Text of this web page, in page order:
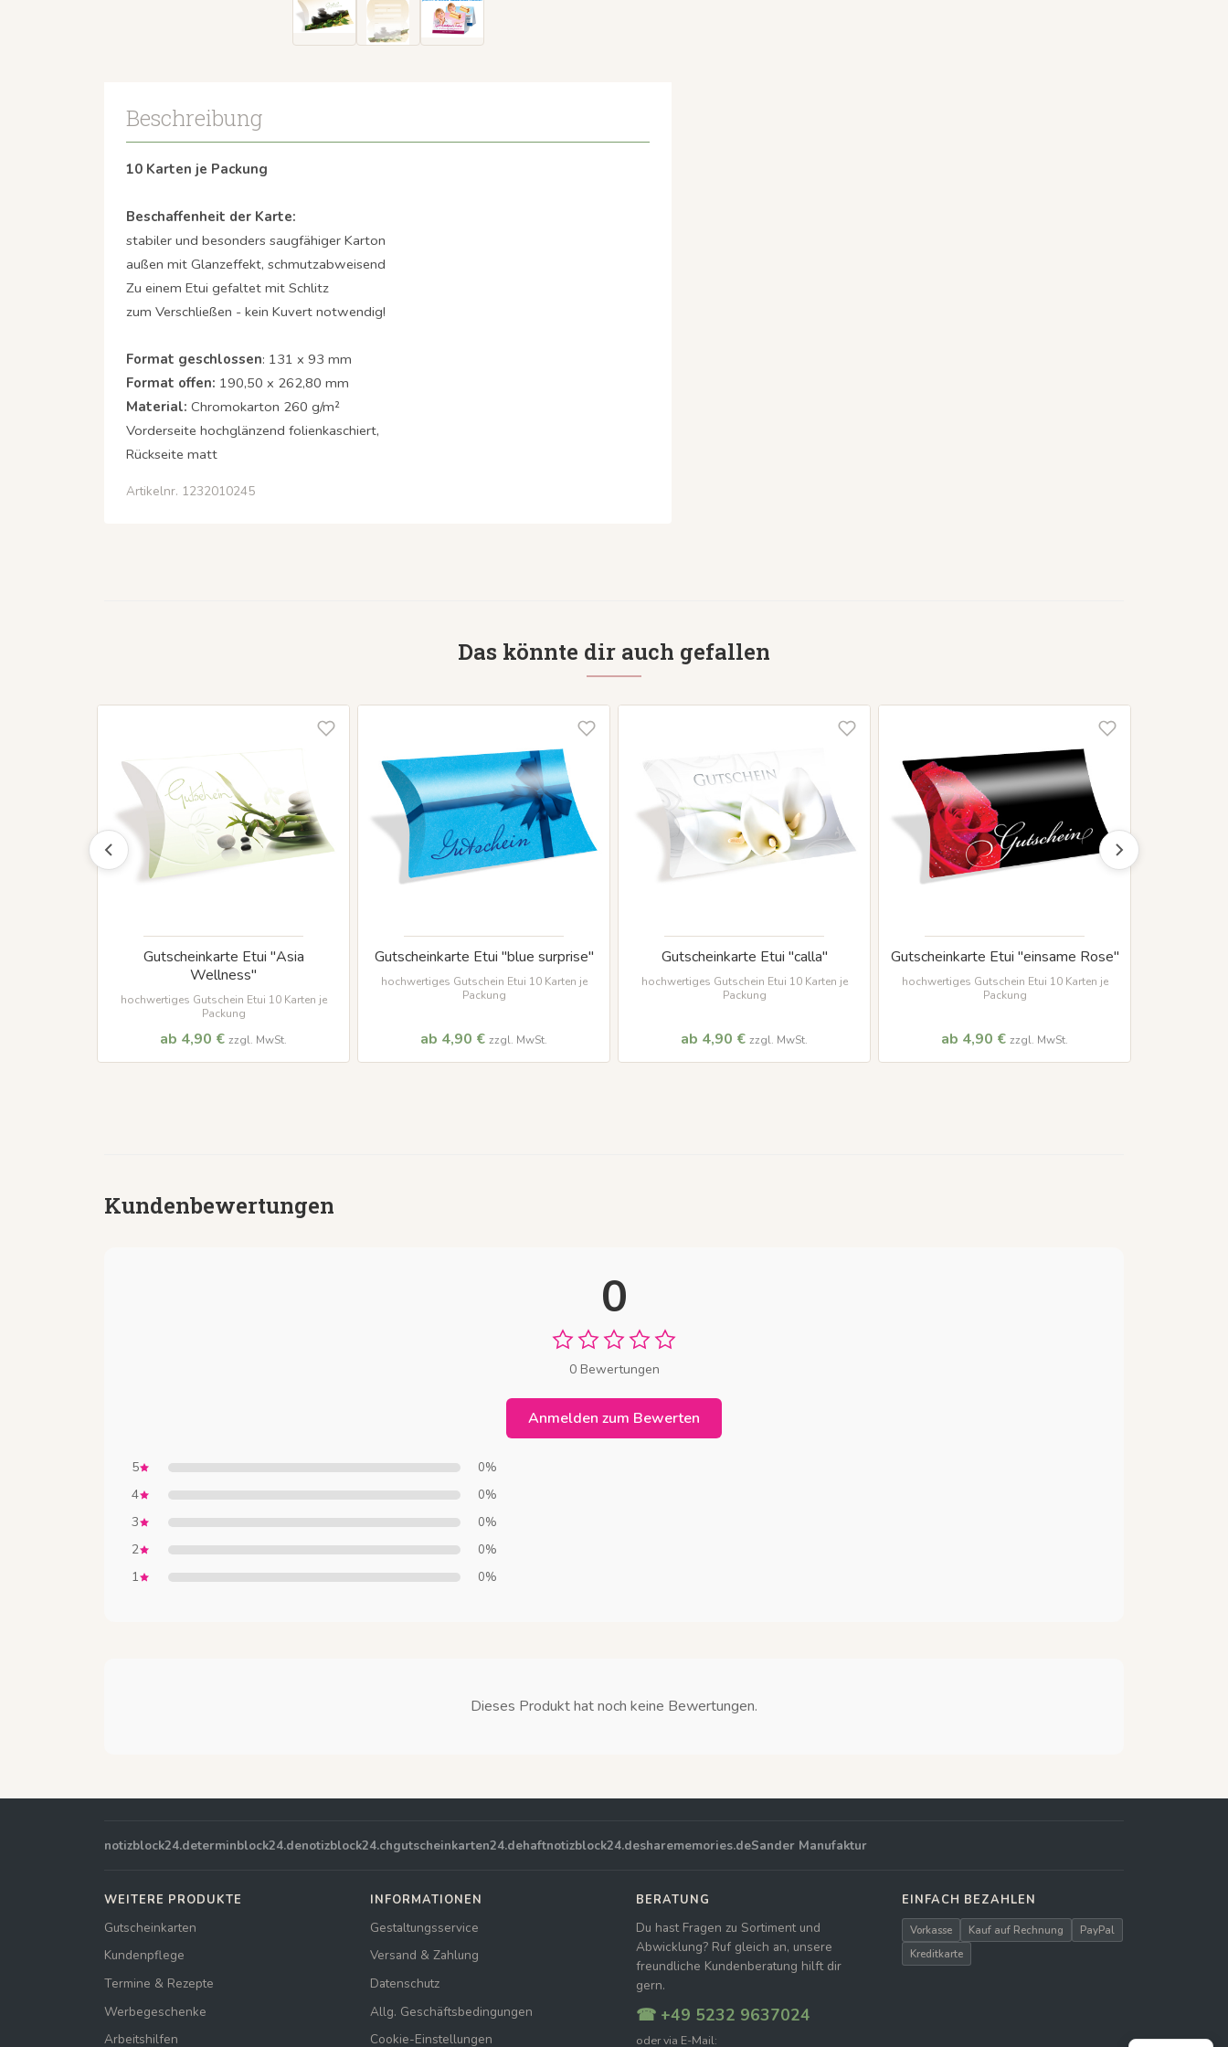
Beschreibung
10 Karten je Packung
Beschaffenheit der Karte:
stabiler und besonders saugfähiger Karton
außen mit Glanzeffekt, schmutzabweisend
Zu einem Etui gefaltet mit Schlitz
zum Verschließen - kein Kuvert notwendig!
Format geschlossen: 131 x 93 mm
Format offen: 190,50 x 262,80 mm
Material: Chromokarton 260 g/m²
Vorderseite hochglänzend folienkaschiert,
Rückseite matt
Artikelnr. 1232010245
Das könnte dir auch gefallen
Gutscheinkarte Etui "Asia
Wellness"
hochwertiges Gutschein Etui 10 Karten je
Packung
ab 4,90 € zzgl. MwSt.
Gutscheinkarte Etui "blue surprise"
hochwertiges Gutschein Etui 10 Karten je
Packung
ab 4,90 € zzgl. MwSt.
Gutscheinkarte Etui "calla"
hochwertiges Gutschein Etui 10 Karten je
Packung
ab 4,90 € zzgl. MwSt.
Gutscheinkarte Etui "einsame Rose"
hochwertiges Gutschein Etui 10 Karten je
Packung
ab 4,90 € zzgl. MwSt.
Kundenbewertungen
0
0 Bewertungen
Anmelden zum Bewerten
5 0%
4 0%
3 0%
2 0%
1 0%
Dieses Produkt hat noch keine Bewertungen.
notizblock24.determinblock24.denotizblock24.chgutscheinkarten24.dehaftnotizblock24.desharememories.deSander Manufaktur
WEITERE PRODUKTE
Gutscheinkarten
Kundenpflege
Termine & Rezepte
Werbegeschenke
Arbeitshilfen
INFORMATIONEN
Gestaltungsservice
Versand & Zahlung
Datenschutz
Allg. Geschäftsbedingungen
Cookie-Einstellungen
BERATUNG
Du hast Fragen zu Sortiment und
Abwicklung? Ruf gleich an, unsere
freundliche Kundenberatung hilft dir
gern.
☎ +49 5232 9637024
oder via E-Mail:
EINFACH BEZAHLEN
Vorkasse Kauf auf Rechnung
PayPal
Kreditkarte